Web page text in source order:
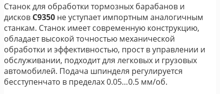
Станок для обработки тормозных барабанов и
дисков С9350 не уступает импортным аналогичным
станкам. Станок имеет современную конструкцию,
обладает высокой точностью механической
обработки и эффективностью, прост в управлении и
обслуживании, подходит для легковых и грузовых
автомобилей. Подача шпинделя регулируется
бесступенчато в пределах 0.05…0.5 мм/об.